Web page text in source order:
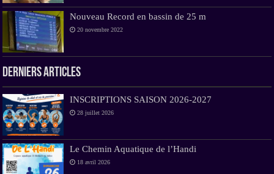
Nouveau Record en bassin de 25 m
20 novembre 2022
Derniers Articles
INSCRIPTIONS SAISON 2026-2027
28 juillet 2026
Le Chemin Aquatique de l’Handi
18 avril 2026